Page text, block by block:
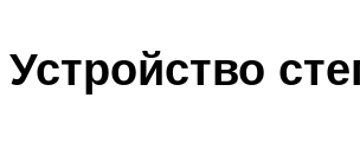
Устройство